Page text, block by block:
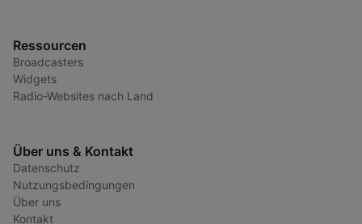
Ressourcen
Broadcasters
Widgets
Radio-Websites nach Land
Über uns & Kontakt
Datenschutz
Nutzungsbedingungen
Über uns
Kontakt